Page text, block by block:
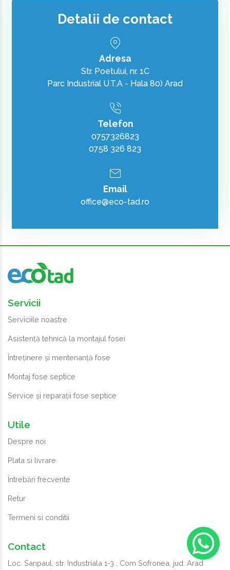
Detalii de contact
Adresa
Str. Poetului, nr. 1C
Parc Industrial U.T.A - Hala 80) Arad
Telefon
0757326823
0758 326 823
Email
office@eco-tad.ro
Servicii
Serviciile noastre
Asistență tehnică la montajul fosei
Întreținere și mentenanță fose
Montaj fose septice
Service și reparații fose septice
Utile
Despre noi
Plata si livrare
Întrebări frecvente
Retur
Termeni si conditii
Contact
Loc. Sanpaul, str. Industriala 1-3 , Com Sofronea, jud. Arad